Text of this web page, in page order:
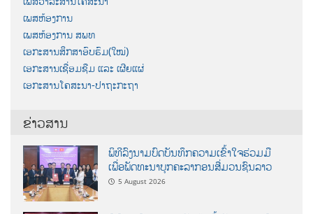
ເພສຫ້ອງການ
ເພສຫ້ອງການ ສພທ
ເອກະສານສຶກສາອົບຮົມ(ໃໝ່)
ເອກະສານເຊື່ອມຊືມ ແລະ ເຜີຍແຜ່
ເອກະສານໂຄສະນາ-ປາຖະກະຖາ
ຂ່າວສານ
ພິທີລົງນາມບົດບັນທຶກຄວາມເຂົ້າໃຈຮ່ວມມື
ເພື່ອພັດທະນາບຸກຄະລາກອນສື່ມວນຊົນລາວ
5 August 2026